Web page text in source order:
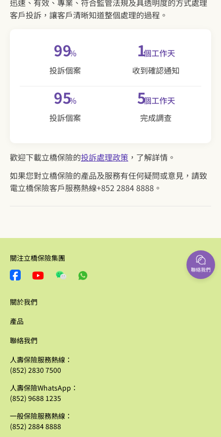
迅速、有效、專業、符合監管法規及具透明度的方式處理
客戶投訴，讓客戶清晰知道整個處理的過程。
99
%
投訴個案
1個工作天
收到確認通知
95
%
投訴個案
5個工作天
完成調查
歡迎下載立橋保險的投訴處理政策 ，了解詳情。
如果您對立橋保險的產品及服務有任何疑問或意見，請致
電立橋保險客戶服務熱線+852 2884 8888。
關注立橋保險集團
關於我們
產品
聯絡我們
人壽保險服務熱線：
(852) 2830 7500
人壽保險WhatsApp：
(852) 9688 1235
一般保險服務熱線：
(852) 2884 8888
聯絡我們